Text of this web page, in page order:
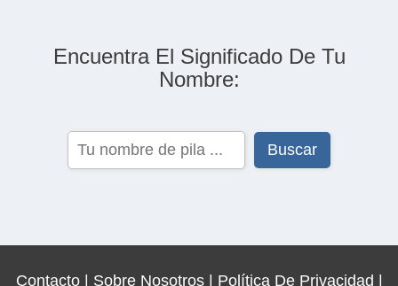
Encuentra El Significado De Tu
Nombre:
Contacto| Sobre Nosotros| Política De Privacidad